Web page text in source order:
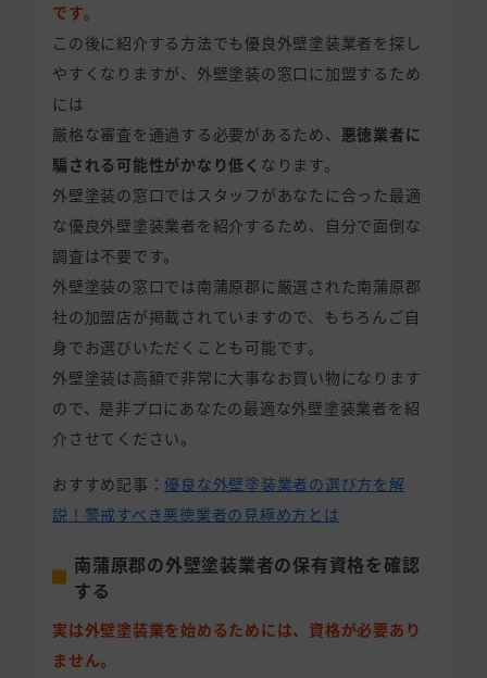
です。
この後に紹介する方法でも優良外壁塗装業者を探し
やすくなりますが、外壁塗装の窓口に加盟するため
には
厳格な審査を通過する必要があるため、 悪徳業者に
騙される可能性がかなり低く なります。
外壁塗装の窓口ではスタッフがあなたに合った最適
な優良外壁塗装業者を紹介するため、自分で面倒な
調査は不要です。
外壁塗装の窓口では南蒲原郡に厳選された南蒲原郡
社の加盟店が掲載されていますので、もちろんご自
身でお選びいただくことも可能です。
外壁塗装は高額で非常に大事なお買い物になります
ので、是非プロにあなたの最適な外壁塗装業者を紹
介させてください。
おすすめ記事：優良な外壁塗装業者の選び方を解
説！警戒すべき悪徳業者の見極め方とは
南蒲原郡の外壁塗装業者の保有資格を確認
する
実は外壁塗装業を始めるためには、資格が必要あり
ません。